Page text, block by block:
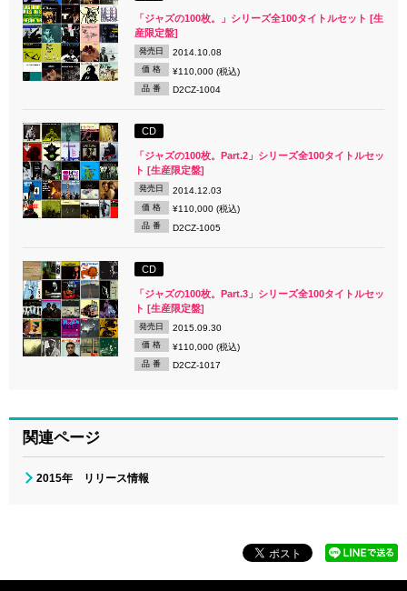
「ジャズの100枚。」シリーズ全100タイトルセット [生
産限定盤]
発売日 2014.10.08
価 格 ¥110,000 (税込)
品 番 D2CZ-1004
CD
「ジャズの100枚。Part.2」シリーズ全100タイトルセッ
ト [生産限定盤]
発売日 2014.12.03
価 格 ¥110,000 (税込)
品 番 D2CZ-1005
CD
「ジャズの100枚。Part.3」シリーズ全100タイトルセッ
ト [生産限定盤]
発売日 2015.09.30
価 格 ¥110,000 (税込)
品 番 D2CZ-1017
関連ページ
2015年 リリース情報